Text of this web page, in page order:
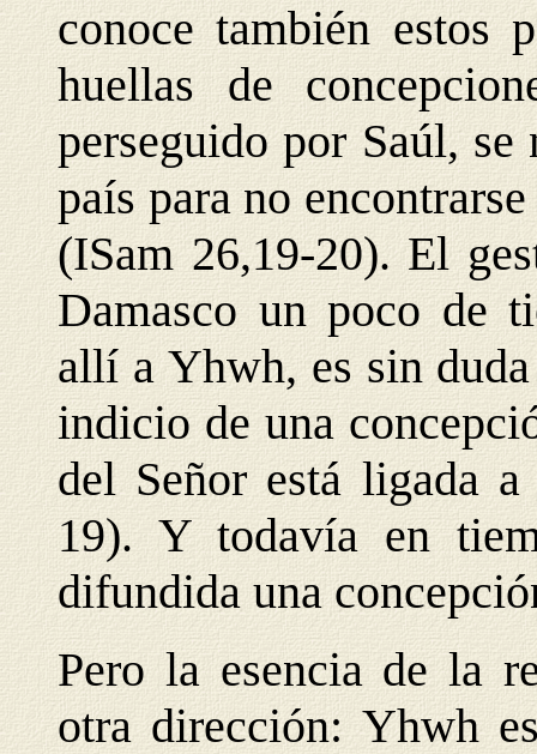
conoce también estos
huellas de
perseguido por Saúl,
país para no
(ISam 26,19-20). El
Damasco un poco de
allí a Yhwh, es sin
indicio de una
del Señor está ligada
19). Y todavía en
difundida una
Pero la esencia de la
otra dirección: Yhwh